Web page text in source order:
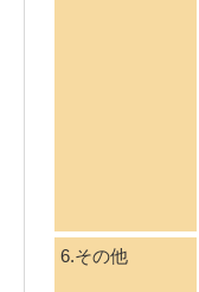
6.その他